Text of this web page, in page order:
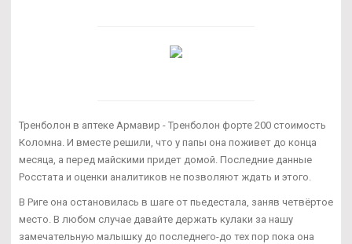
Тренболон в аптеке Армавир - Тренболон форте 200 стоимость
Коломна. И вместе решили, что у папы она поживет до конца
месяца, а перед майскими придет домой. Последние данные
Росстата и оценки аналитиков не позволяют ждать и этого.
В Риге она остановилась в шаге от пьедестала, заняв четвёртое
место. В любом случае давайте держать кулаки за нашу
замечательную малышку до последнего-до тех пор пока она